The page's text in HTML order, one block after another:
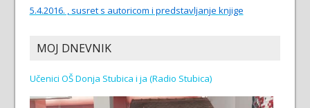
5.4.2016. , susret s autoricom i predstavljanje knjige
MOJ DNEVNIK
Učenici OŠ Donja Stubica i ja (Radio Stubica)